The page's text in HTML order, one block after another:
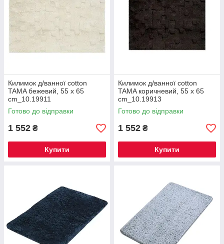
Килимок д/ванної cotton
TAMA бежевий, 55 x 65
cm_10.19911
Готово до відправки
1 552 ₴
Купити
Килимок д/ванної cotton
TAMA коричневий, 55 x 65
cm_10.19913
Готово до відправки
1 552 ₴
Купити